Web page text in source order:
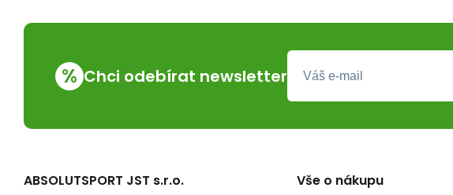
% Chci odebírat newsletter
ABSOLUTSPORT JST s.r.o. Vše o nákupu